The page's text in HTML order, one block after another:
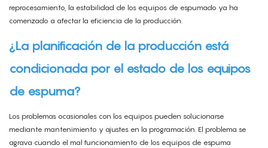
reprocesamiento, la estabilidad de los equipos de espumado ya ha
comenzado a afectar la eficiencia de la producción.
¿La planificación de la producción está
condicionada por el estado de los equipos
de espuma?
Los problemas ocasionales con los equipos pueden solucionarse
mediante mantenimiento y ajustes en la programación. El problema se
agrava cuando el mal funcionamiento de los equipos de espuma